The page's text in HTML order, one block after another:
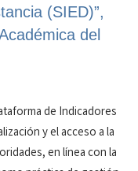
(SIED)”,
del
de Indicadores
y el acceso a la
en línea con la